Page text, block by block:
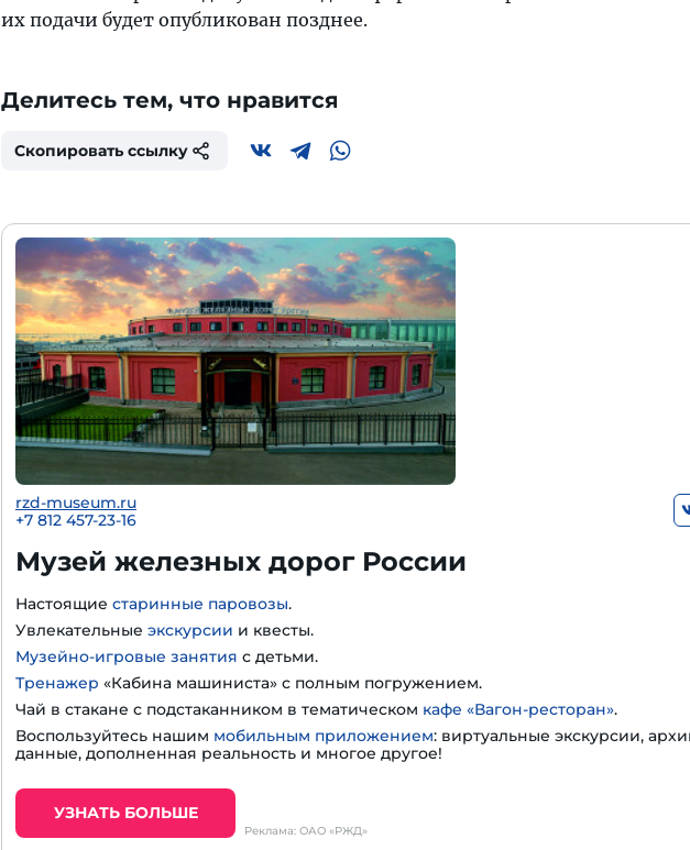
их подачи будет опубликован позднее.
Делитесь тем, что нравится
Скопировать ссылку
rzd-museum.ru
+7 812 457-23-16
Музей железных дорог России
Настоящие старинные паровозы.
Увлекательные экскурсии и квесты.
Музейно-игровые занятия с детьми.
Тренажер «Кабина машиниста» с полным погружением.
Чай в стакане с подстаканником в тематическом кафе «Вагон-ресторан».
Воспользуйтесь нашим мобильным приложением: виртуальные экскурсии,
данные, дополненная реальность и многое другое!
УЗНАТЬ БОЛЬШЕ
Реклама: ОАО «РЖД»